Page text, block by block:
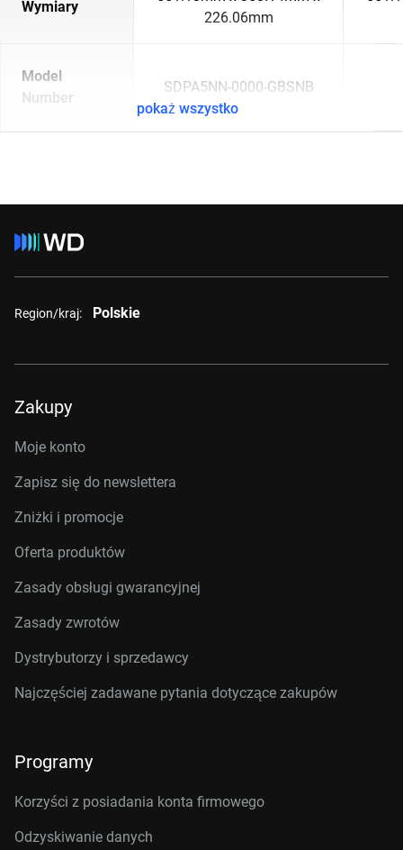
Wymiary
226.06mm
Model
Number
SDPA5NN-0000-GBSNB
pokaż wszystko
Region/kraj: Polskie
Zakupy
Moje konto
Zapisz się do newslettera
Zniżki i promocje
Oferta produktów
Zasady obsługi gwarancyjnej
Zasady zwrotów
Dystrybutorzy i sprzedawcy
Najczęściej zadawane pytania dotyczące zakupów
Programy
Korzyści z posiadania konta firmowego
Odzyskiwanie danych